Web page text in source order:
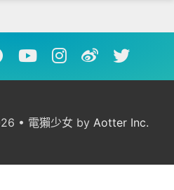
• 電獺少女 by Aotter Inc.